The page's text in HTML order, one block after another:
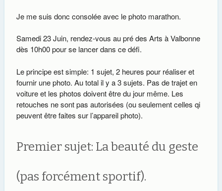
Je me suis donc consolée avec le photo marathon.
Samedi 23 Juin, rendez-vous au pré des Arts à Valbonne
dès 10h00 pour se lancer dans ce défi.
Le principe est simple: 1 sujet, 2 heures pour réaliser et
fournir une photo. Au total il y a 3 sujets. Pas de trajet en
voiture et les photos doivent être du jour même. Les
retouches ne sont pas autorisées (ou seulement celles qi
peuvent être faites sur l’appareil photo).
Premier sujet: La beauté du geste
(pas forcément sportif).